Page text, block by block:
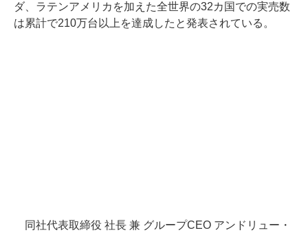
ダ、ラテンアメリカを加えた全世界の32カ国での実売数
は累計で210万台以上を達成したと発表されている。
同社代表取締役 社長 兼 グループCEO アンドリュー・